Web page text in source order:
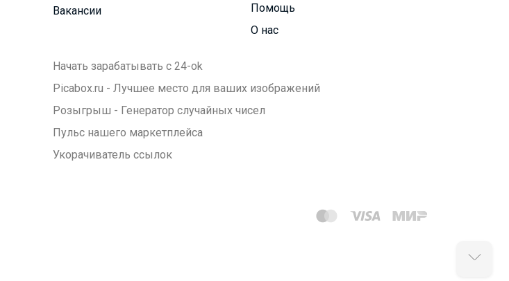
Вакансии
Помощь
О нас
Начать зарабатывать с 24-ok
Picabox.ru - Лучшее место для ваших изображений
Розыгрыш - Генератор случайных чисел
Пульс нашего маркетплейса
Укорачиватель ссылок